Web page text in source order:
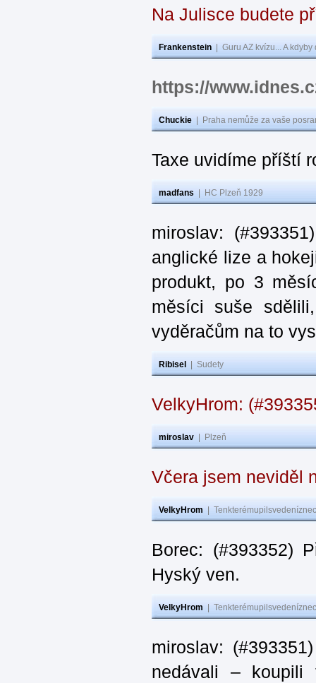
Na Julisce budete
Frankenstein Guru AZ kvízu... A
https://
Chuckie Praha nemůže za vaše
Taxe uvidíme příští
madfans HC Plzeň 1929
miroslav:
anglické lize a
produkt, po 3
měsíci suše
vyděračům na to
Ribisel Sudety
VelkyHrom:
miroslav Plzeň
Včera jsem neviděl
VelkyHrom
Borec: (#393352)
Hyský ven.
VelkyHrom
miroslav:
nedávali –